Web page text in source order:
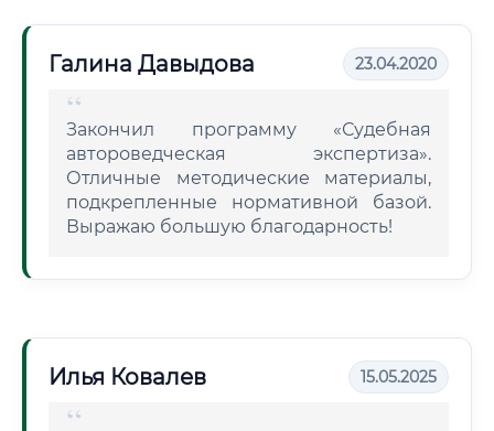
Галина Давыдова 23.04.2020
Закончил программу «Судебная
автороведческая экспертиза».
Отличные методические материалы,
подкрепленные нормативной базой.
Выражаю большую благодарность!
Илья Ковалев 15.05.2025